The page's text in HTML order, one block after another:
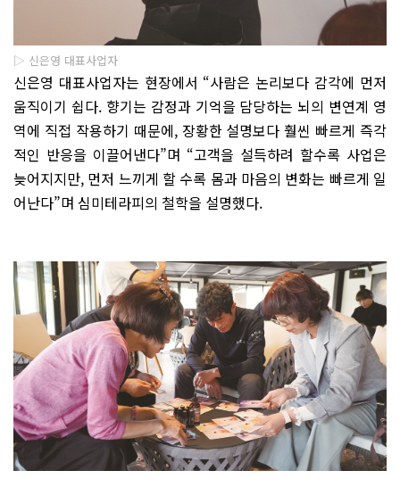
▷ 신은영 대표사업자
신은영 대표사업자는 현장에서 “사람은 논리보다 감각에 먼저
움직이기 쉽다. 향기는 감정과 기억을 담당하는 뇌의 변연계 영
역에 직접 작용하기 때문에, 장황한 설명보다 훨씬 빠르게 즉각
적인 반응을 이끌어낸다”며 “고객을 설득하려 할수록 사업은
늦어지지만, 먼저 느끼게 할 수록 몸과 마음의 변화는 빠르게 일
어난다”며 심미테라피의 철학을 설명했다.